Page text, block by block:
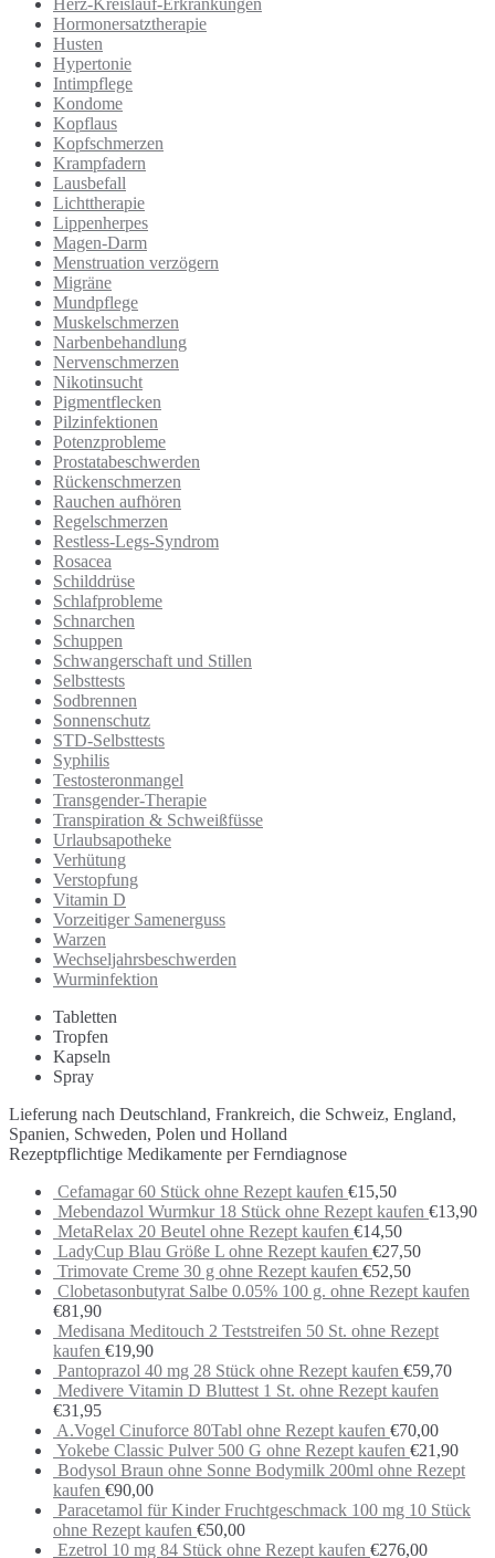
Herz-Kreislauf-Erkrankungen
Hormonersatztherapie
Husten
Hypertonie
Intimpflege
Kondome
Kopflaus
Kopfschmerzen
Krampfadern
Lausbefall
Lichttherapie
Lippenherpes
Magen-Darm
Menstruation verzögern
Migräne
Mundpflege
Muskelschmerzen
Narbenbehandlung
Nervenschmerzen
Nikotinsucht
Pigmentflecken
Pilzinfektionen
Potenzprobleme
Prostatabeschwerden
Rückenschmerzen
Rauchen aufhören
Regelschmerzen
Restless-Legs-Syndrom
Rosacea
Schilddrüse
Schlafprobleme
Schnarchen
Schuppen
Schwangerschaft und Stillen
Selbsttests
Sodbrennen
Sonnenschutz
STD-Selbsttests
Syphilis
Testosteronmangel
Transgender-Therapie
Transpiration & Schweißfüsse
Urlaubsapotheke
Verhütung
Verstopfung
Vitamin D
Vorzeitiger Samenerguss
Warzen
Wechseljahrsbeschwerden
Wurminfektion
Tabletten
Tropfen
Kapseln
Spray
Lieferung nach Deutschland, Frankreich, die Schweiz, England,
Spanien, Schweden, Polen und Holland
Rezeptpflichtige Medikamente per Ferndiagnose
Cefamagar 60 Stück ohne Rezept kaufen €15,50
Mebendazol Wurmkur 18 Stück ohne Rezept kaufen €13,90
MetaRelax 20 Beutel ohne Rezept kaufen €14,50
LadyCup Blau Größe L ohne Rezept kaufen €27,50
Trimovate Creme 30 g ohne Rezept kaufen €52,50
Clobetasonbutyrat Salbe 0.05% 100 g. ohne Rezept kaufen
€81,90
Medisana Meditouch 2 Teststreifen 50 St. ohne Rezept
kaufen €19,90
Pantoprazol 40 mg 28 Stück ohne Rezept kaufen €59,70
Medivere Vitamin D Bluttest 1 St. ohne Rezept kaufen
€31,95
A.Vogel Cinuforce 80Tabl ohne Rezept kaufen €70,00
Yokebe Classic Pulver 500 G ohne Rezept kaufen €21,90
Bodysol Braun ohne Sonne Bodymilk 200ml ohne Rezept
kaufen €90,00
Paracetamol für Kinder Fruchtgeschmack 100 mg 10 Stück
ohne Rezept kaufen €50,00
Ezetrol 10 mg 84 Stück ohne Rezept kaufen €276,00